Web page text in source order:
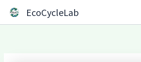
EcoCycleLab